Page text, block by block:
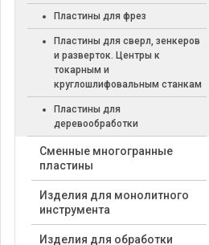
Пластины для фрез
Пластины для сверл, зенкеров
и разверток. Центры к
токарным и
круглошлифовальным станкам
Пластины для
деревообработки
Cменные многогранные
пластины
Изделия для монолитного
инструмента
Изделия для обработки